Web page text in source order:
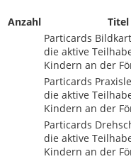
Anzahl Titel
Particards
die aktive
Kindern an der
Particards
die aktive
Kindern an der
Particards
die aktive
Kindern an der